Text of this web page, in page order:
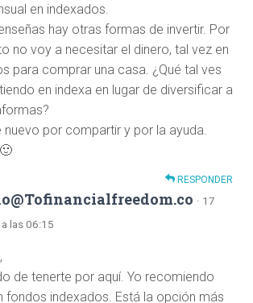
en indexados.
hay otras formas de invertir. Por
no voy a necesitar el dinero, tal vez en
para comprar una casa. ¿Qué tal ves
en indexa en lugar de diversificar a
nuevo por compartir y por la ayuda.
RESPONDER
· 17
las 06:15
de tenerte por aquí. Yo recomiendo
fondos indexados. Está la opción más